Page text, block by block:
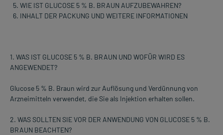
WIE IST GLUCOSE 5 % B. BRAUN AUFZUBEWAHREN?
INHALT DER PACKUNG UND WEITERE INFORMATIONEN
1. WAS IST GLUCOSE 5 % B. BRAUN UND WOFÜR WIRD ES
ANGEWENDET?
Glucose 5 % B. Braun wird zur Auflösung und Verdünnung von
Arzneimitteln verwendet, die Sie als Injektion erhalten sollen.
2. WAS SOLLTEN SIE VOR DER ANWENDUNG VON GLUCOSE 5 % B.
BRAUN BEACHTEN?